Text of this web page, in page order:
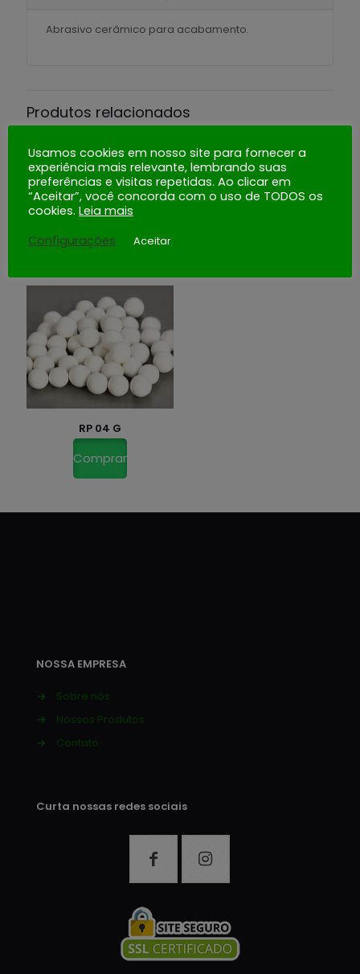
Abrasivo cerâmico para acabamento.
Produtos relacionados
RS 30/10 DZS RP 02/05 ZS
RP 04 G
Comprar
NOSSA EMPRESA
→
Sobre nós
→
Nossos Produtos
→
Contato
Curta nossas redes sociais
Usamos cookies em nosso site para fornecer a
experiência mais relevante, lembrando suas
preferências e visitas repetidas. Ao clicar em
“Aceitar”, você concorda com o uso de TODOS os
cookies. Leia mais
Configurações
Aceitar